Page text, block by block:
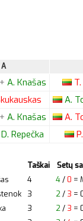
+ A. Knašas T.
A.
+ A. Knašas A.
D. Repečka P.
Taškai Setų
4 4/0 =
3 2/ 3 =
3 2/ 3 =